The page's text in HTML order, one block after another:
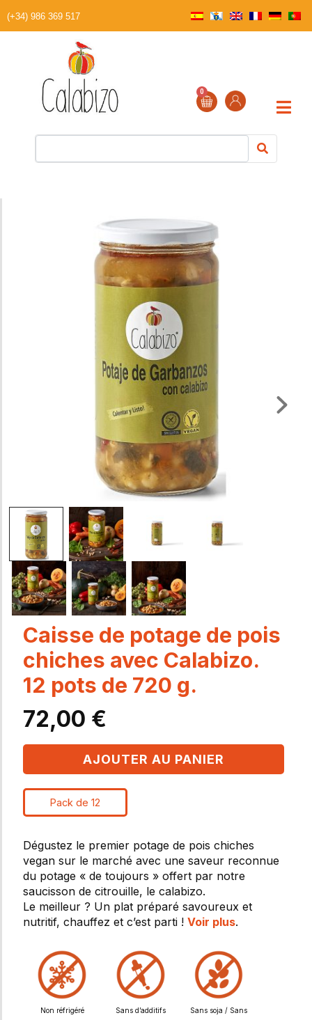
(+34) 986 369 517
0
Caisse de potage de pois
chiches avec Calabizo.
12 pots de 720 g.
72,00 €
AJOUTER AU PANIER
Pack de 12
Dégustez le premier potage de pois chiches
vegan sur le marché avec une saveur reconnue
du potage « de toujours » offert par notre
saucisson de citrouille, le calabizo.
Le meilleur ? Un plat préparé savoureux et
nutritif, chauffez et c’est parti ! Voir plus.
Non réfrigéré Sans d’additifs
Sans soja / Sans